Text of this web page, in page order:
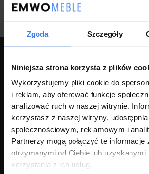
Zgoda Szczegóły
Niniejsza strona korzysta z plików
Wykorzystujemy pliki cookie do
i reklam, aby oferować funkcje
analizować ruch w naszej witrynie.
korzystasz z naszej witryny,
społecznościowym, reklamowym i
Partnerzy mogą połączyć te informacje
otrzymanymi od Ciebie lub uzyskanymi
korzystania z ich usług.
PPH LUZ s.c Szlagor Marek Szlagor
ul. Kołłątaja 8,
46-203 Kluczbork
NIP: 7510000534
+48 77 540 78 47(pon-pt 7:00-
sklep@emwomeble.pl